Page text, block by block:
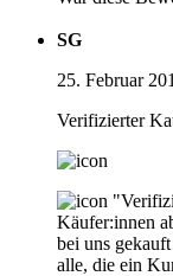
SG
25. Februar
Verifizierter
Käufer:innen
bei uns
alle, die ein